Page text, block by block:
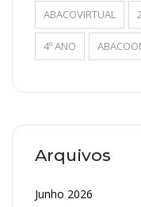
ABACOVIRTUAL
4º ANO
Arquivos
Junho 2026